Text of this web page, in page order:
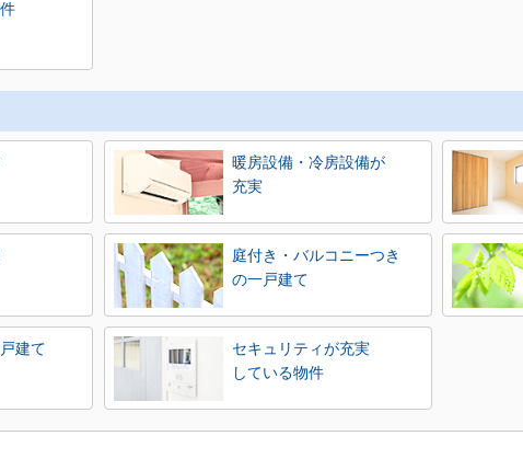
暖房設備・冷房設備が
充実
庭付き・バルコニーつき
の一戸建て
建て
セキュリティが充実
している物件